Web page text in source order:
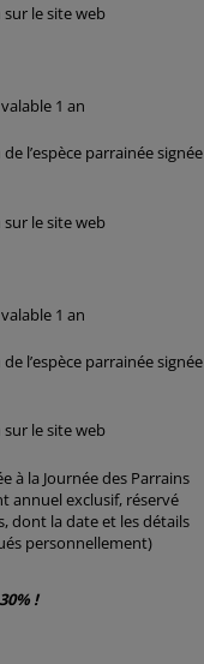
le site web
1 an
l’espèce parrainée signée
le site web
1 an
l’espèce parrainée signée
le site web
à la Journée des Parrains
annuel exclusif, réservé
dont la date et les détails
personnellement)
!